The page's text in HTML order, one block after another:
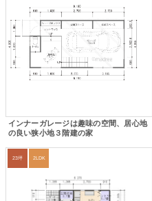
インナーガレージは趣味の空間、居心地
の良い狭小地３階建の家
23坪 2LDK